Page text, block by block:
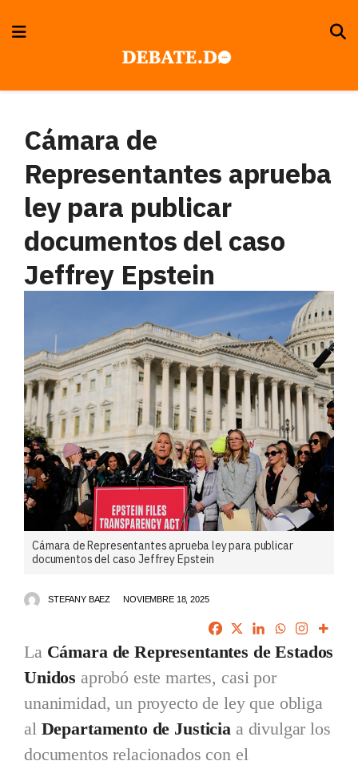
Cámara de
Representantes aprueba
ley para publicar
documentos del caso
Jeffrey Epstein
Cámara de Representantes aprueba ley para publicar
documentos del caso Jeffrey Epstein
STEFANY BAEZ NOVIEMBRE 18, 2025
La Cámara de Representantes de Estados
Unidos aprobó este martes, casi por
unanimidad, un proyecto de ley que obliga
al Departamento de Justiciaa divulgar los
documentos relacionados con el